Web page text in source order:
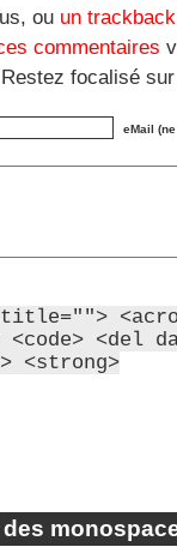
ou un trackback
commentaires
focalisé
eMail
<del
<strong>